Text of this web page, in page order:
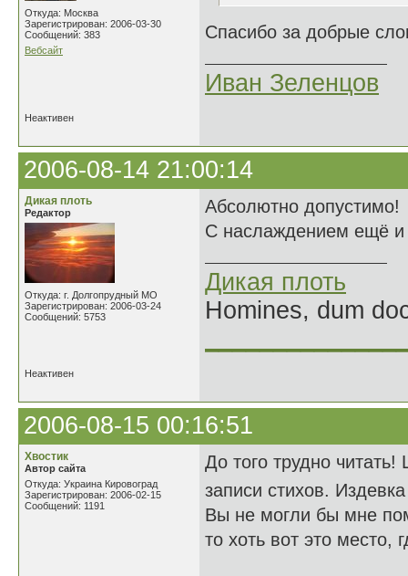
Откуда: Москва
Зарегистрирован: 2006-03-30
Сообщений: 383
Вебсайт
Спасибо за добрые
Иван Зеленцов
Неактивен
2006-08-14 21:00:14
Дикая плоть
Редактор
Откуда: г. Долгопрудный МО
Зарегистрирован: 2006-03-24
Сообщений: 5753
Абсолютно допустимо!
С наслаждением ещё и
Дикая плоть
Homines, dum
Неактивен
2006-08-15 00:16:51
Хвостик
Автор сайта
Откуда: Украина Кировоград
Зарегистрирован: 2006-02-15
Сообщений: 1191
До того трудно
записи стихов.
Вы не могли бы мне
то хоть вот это место,